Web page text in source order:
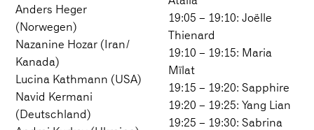
Anders Heger
(Norwegen)
Nazanine Hozar (Iran/
Kanada)
Lucina Kathmann (USA)
Navid Kermani
(Deutschland)
19:05 – 19:10: Joëlle
Thienard
19:10 – 19:15: Maria
Mïlat
19:15 – 19:20: Sapphire
19:20 – 19:25: Yang Lian
19:25 – 19:30: Sabrina